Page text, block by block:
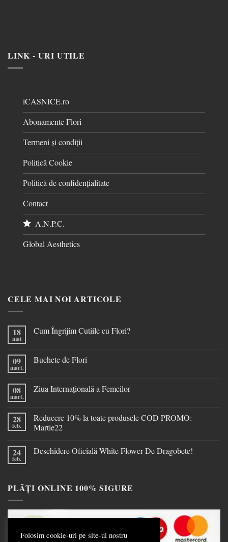
LINK - URI UTILE
iCASNICE.ro
Abonamente Flori
Termeni și condiții
Politică Cookie
Politică de confidențialitate
Contact
A.N.P.C.
Global Aesthetics
CELE MAI NOI ARTICOLE
18
mai
Cum Îngrijim Cutiile cu Flori?
09
mart.
Buchete de Flori
08
mart.
Ziua Internațională a Femeilor
28
feb.
Reducere 10% la toate produsele COD PROMO:
Martie22
24
feb.
Deschidere Oficială White Flower De Dragobete!
PLĂȚI ONLINE 100% SIGURE
Folosim cookie-uri pe site-ul nostru